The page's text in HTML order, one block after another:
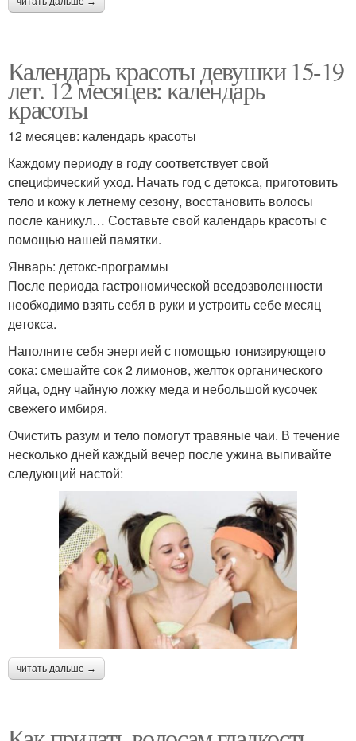
Календарь красоты девушки 15-19
лет. 12 месяцев: календарь
красоты
12 месяцев: календарь красоты
Каждому периоду в году соответствует свой
специфический уход. Начать год с детокса, приготовить
тело и кожу к летнему сезону, восстановить волосы
после каникул… Составьте свой календарь красоты с
помощью нашей памятки.
Январь: детокс-программы
После периода гастрономической вседозволенности
необходимо взять себя в руки и устроить себе месяц
детокса.
Наполните себя энергией с помощью тонизирующего
сока: смешайте сок 2 лимонов, желток органического
яйца, одну чайную ложку меда и небольшой кусочек
свежего имбиря.
Очистить разум и тело помогут травяные чаи. В течение
несколько дней каждый вечер после ужина выпивайте
следующий настой:
читать дальше →